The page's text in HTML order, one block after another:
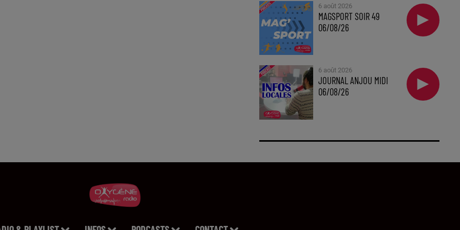
6 août 2026
MAGSPORT SOIR 49
06/08/26
6 août 2026
JOURNAL ANJOU MIDI
06/08/26